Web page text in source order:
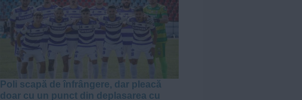
Poli scapă de înfrângere, dar pleacă
doar cu un punct din deplasarea cu